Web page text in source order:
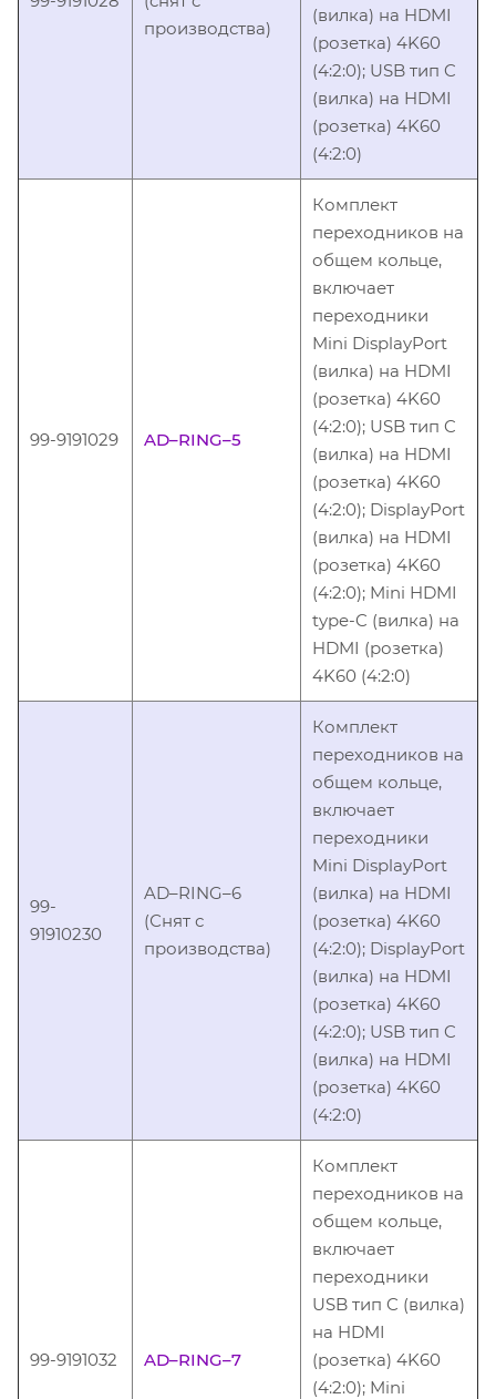
производства)
(вилка) на HDMI
(розетка) 4K60
(4:2:0); USB тип C
(вилка) на HDMI
(розетка) 4K60
(4:2:0)
99-9191029 AD–RING–5
Комплект
переходников на
общем кольце,
включает
переходники
Mini DisplayPort
(вилка) на HDMI
(розетка) 4K60
(4:2:0); USB тип C
(вилка) на HDMI
(розетка) 4K60
(4:2:0); DisplayPort
(вилка) на HDMI
(розетка) 4K60
(4:2:0); Mini HDMI
type-C (вилка) на
HDMI (розетка)
4K60 (4:2:0)
99-
91910230
AD–RING–6
(Снят с
производства)
Комплект
переходников на
общем кольце,
включает
переходники
Mini DisplayPort
(вилка) на HDMI
(розетка) 4K60
(4:2:0); DisplayPort
(вилка) на HDMI
(розетка) 4K60
(4:2:0); USB тип C
(вилка) на HDMI
(розетка) 4K60
(4:2:0)
99-9191032 AD–RING–7
Комплект
переходников на
общем кольце,
включает
переходники
USB тип C (вилка)
на HDMI
(розетка) 4K60
(4:2:0); Mini